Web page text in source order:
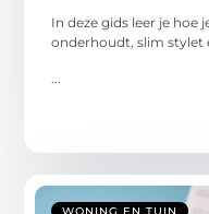
In deze gids leer je hoe
onderhoudt, slim stylet